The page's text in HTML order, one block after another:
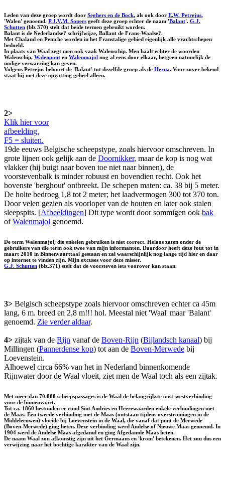
Leden van deze groep wordt door Seghers en de Bock, als ook door E.W. Petrejus,
'Walen' genoemd. P.J.V.M. Sopers geeft deze groep echter de naam 'Balant'. G.J.
Schutten (blz 370) stelt dat beide termen gebruikt worden.
Balant is de Nederlandse? schrijfwijze, Ballant de Frans-Waalse?.
Met Chaland en Peniche worden in het Franstalige gebied eigenlijk alle vrachtschepen
bedoeld.
In plaats van Waal zegt men ook vaak Walenschip. Men haalt echter de woorden
Walenschip, Walenpont en Walenmajol nog al eens door elkaar, hetgeen natuurlijk de
nodige verwarring kan geven.
Volgens Petrejus behoort de 'Balant' tot dezelfde groep als de Herna. Voor zover bekend
staat hij met deze opvatting geheel alleen.
2>
Klik hier voor
afbeelding.
F5 = sluiten.
19de eeuws Belgische scheepstype, zoals hiervoor omschreven. In
grote lijnen ook gelijk aan de Doornikker, maar de kop is nog wat
vlakker (hij buigt naar boven toe niet naar binnen), de
voorstevenbalk is minder robuust en bovendien recht. Ook het
bovenste 'berghout' ontbreekt. De schepen maten: ca. 38 bij 5 meter.
De holte bedroeg 1,8 tot 2 meter; het laadvermogen 300 tot 370 ton.
Door velen gezien als voorloper van de houten en later ook stalen
sleepspits. [Afbeeldingen] Dit type wordt door sommigen ook bak
ofWalenmajol genoemd.
De term Walenmajol, die enkelen gebruiken is niet correct. Helaas zaten onder de
gebruikers van die term ook twee van mijn informanten. Daardoor heeft deze fout tot in
maart 2010 in Binnenvaarttaal gestaan en zal waarschijnlijk nog lange tijd hier en daar
op internet te vinden zijn. Mijn excuses voor deze misser.
G.J. Schutten (blz.371) stelt dat de voorsteven iets voorover kan staan.
3> Belgisch scheepstype zoals hiervoor omschreven echter ca 45m
lang, 6 m. breed en 2,8 m!!! hol. Meestal niet 'Waal' maar 'Balant'
genoemd. Zie verder aldaar.
4> zijtak van de Rijn vanaf de Boven-Rijn (Bijlandsch kanaal) bij
Millingen (Pannerdense kop) tot aan de Boven-Merwede bij
Loevenstein.
Alhoewel circa 66% van het in Nederland binnenkomende
Rijnwater door de Waal vloeit, ziet men de Waal toch als een zijtak.
Met meer dan 70.000 scheepspassages is de Waal de belangrijkste oost-westverbinding
voor de binnenvaart.
Tot ca. 1860 bestonden er rond Sint Andries en Heerewaarden enkele verbindingen met
de Maas. Een tweede verbinding met de Maas (ontstaan tijdens overstromingen in de
Middeleeuwen) vloeide bij Loevenstein in de Waal, die vanaf dat punt de Merwede
(Boven-Merwede) ging heten. Deze verbinding werd Andelse of Nieuwe Maas genoemd. In
1904 werd de Andelse Maas afgedamd en ging Afgedamde Maas heten.
De naam Waal zou afkomstig zijn uit het Germaans en 'krom' betekenen. Het zou dus een
verwijzing naar het bochtige karakter van de Waal zijn.